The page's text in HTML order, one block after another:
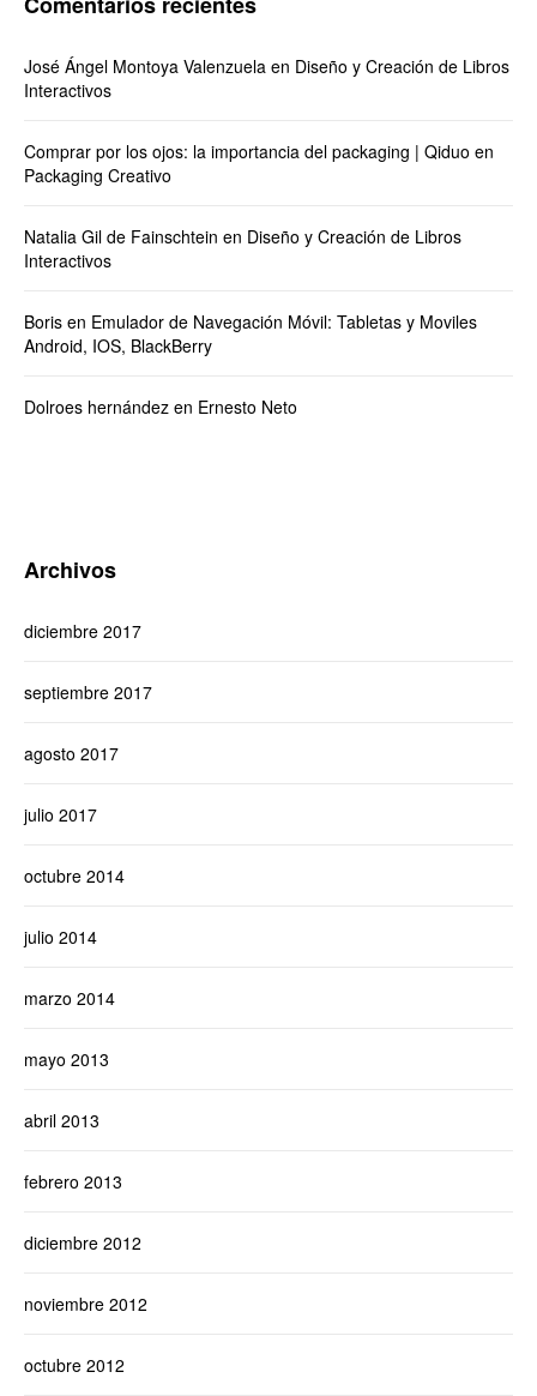
José Ángel Montoya Valenzuela en Diseño y Creación de Libros
Interactivos
Comprar por los ojos: la importancia del packaging | Qiduo en
Packaging Creativo
Natalia Gil de Fainschtein en Diseño y Creación de Libros
Interactivos
Boris en Emulador de Navegación Móvil: Tabletas y Moviles
Android, IOS, BlackBerry
Dolroes hernández en Ernesto Neto
Archivos
diciembre 2017
septiembre 2017
agosto 2017
julio 2017
octubre 2014
julio 2014
marzo 2014
mayo 2013
abril 2013
febrero 2013
diciembre 2012
noviembre 2012
octubre 2012